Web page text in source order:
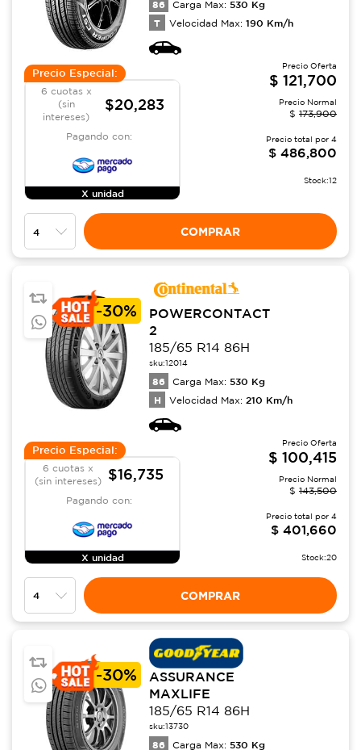
86 Carga Max: 530 Kg
T Velocidad Max: 190 Km/h
Precio Especial:
6 cuotas x
(sin
intereses)
$20,283
Pagando con:
X unidad
Precio Oferta
$ 121,700
Precio Normal
$ 173,900
Precio total por 4
$ 486,800
Stock:12
COMPRAR
-30%
POWERCONTACT
2
185/65 R14 86H
sku:12014
86 Carga Max: 530 Kg
H Velocidad Max: 210 Km/h
Precio Especial:
6 cuotas x
(sin intereses)
$16,735
Pagando con:
X unidad
Precio Oferta
$ 100,415
Precio Normal
$ 143,500
Precio total por 4
$ 401,660
Stock:20
COMPRAR
-30%
ASSURANCE
MAXLIFE
185/65 R14 86H
sku:13730
86 Carga Max: 530 Kg